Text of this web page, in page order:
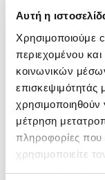
Αυτή η
Χρησιμοποιούμε
περιεχομένου
κοινωνικών
επισκεψιμότητάς
χρησιμοποιηθούν
μέτρηση
πληροφορίες
χρησιμοποιείτε
κοινωνικών
σε
κόστος
Η αγορά
χαρούμενη
απρόβλεπτων
πριν το
πάρεις
απολαύσεις